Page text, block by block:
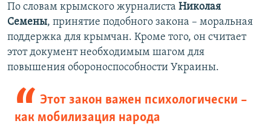
По словам крымского журналиста Николая
Семены, принятие подобного закона – моральная
поддержка для крымчан. Кроме того, он считает
этот документ необходимым шагом для
повышения обороноспособности Украины.
Этот закон важен психологически –
как мобилизация народа